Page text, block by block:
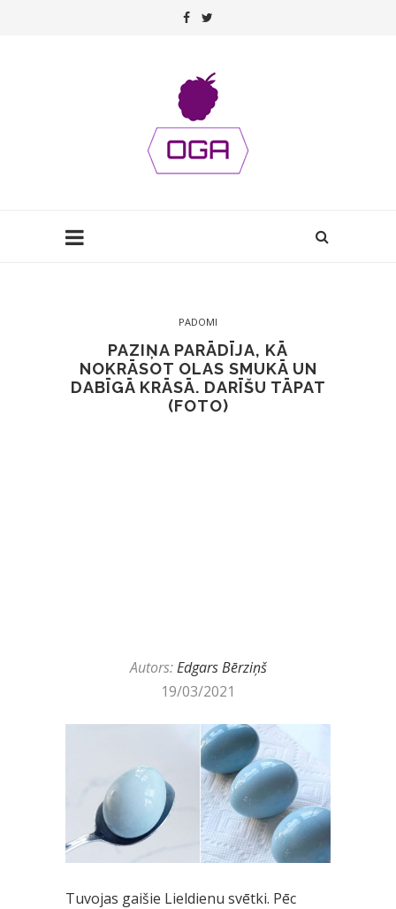
PADOMI
PAZIŅA PARĀDĪJA, KĀ
NOKRĀSOT OLAS SMUKĀ UN
DABĪGĀ KRĀSĀ. DARĪŠU TĀPAT
(FOTO)
Autors:Edgars Bērziņš
19/03/2021
Tuvojas gaišie Lieldienu svētki. Pēc